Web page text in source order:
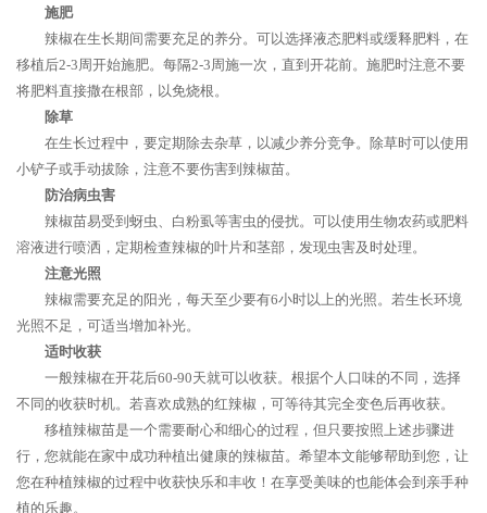
施肥
辣椒在生长期间需要充足的养分。可以选择液态肥料或缓释肥料，在
移植后2-3周开始施肥。每隔2-3周施一次，直到开花前。施肥时注意不要
将肥料直接撒在根部，以免烧根。
除草
在生长过程中，要定期除去杂草，以减少养分竞争。除草时可以使用
小铲子或手动拔除，注意不要伤害到辣椒苗。
防治病虫害
辣椒苗易受到蚜虫、白粉虱等害虫的侵扰。可以使用生物农药或肥料
溶液进行喷洒，定期检查辣椒的叶片和茎部，发现虫害及时处理。
注意光照
辣椒需要充足的阳光，每天至少要有6小时以上的光照。若生长环境
光照不足，可适当增加补光。
适时收获
一般辣椒在开花后60-90天就可以收获。根据个人口味的不同，选择
不同的收获时机。若喜欢成熟的红辣椒，可等待其完全变色后再收获。
移植辣椒苗是一个需要耐心和细心的过程，但只要按照上述步骤进
行，您就能在家中成功种植出健康的辣椒苗。希望本文能够帮助到您，让
您在种植辣椒的过程中收获快乐和丰收！在享受美味的也能体会到亲手种
植的乐趣。